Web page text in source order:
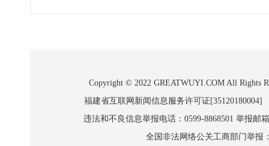
Copyright © 2022 GREATWUYI.COM All Rights
福建省互联网新闻信息服务许可证
违法和不良信息举报电话：0599-8868501 举报邮
全国非法网络公关工商部门举报